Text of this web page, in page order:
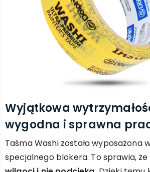
Wyjątkowa
wygodna i sprawna
Taśma Washi została wyposażona
specjalnego blokera. To sprawia, że